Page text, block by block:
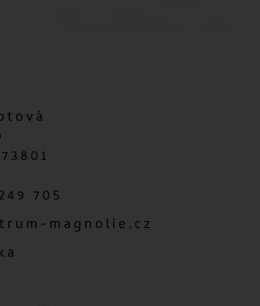
705
magnolie.cz